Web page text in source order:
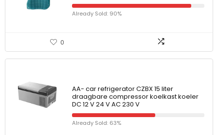
Already Sold: 90%
0
AA- car refrigerator CZBX 15 liter
draagbare compressor koelkast koeler
DC 12 V 24 V AC 230 V
Already Sold: 63%